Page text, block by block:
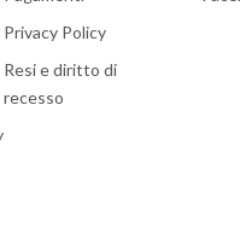
Privacy Policy
Resi e diritto di
recesso